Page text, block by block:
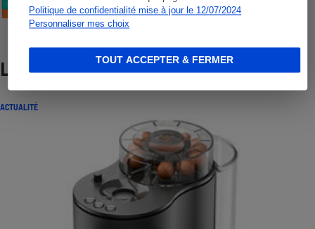
Politique de confidentialité mise à jour le 12/07/2024
Personnaliser mes choix
TOUT ACCEPTER & FERMER
Lire aussi
ACTUALITÉ